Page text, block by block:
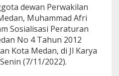
dewan Perwakilan
Muhammad Afri
Sosialisasi Peraturan
No 4 Tahun 2012
Kota Medan, di Jl Karya
(7/11/2022).